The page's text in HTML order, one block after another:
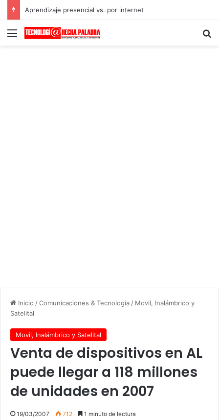
Aprendizaje presencial vs. por internet
Menú
Inicio /Comunicaciones & Tecnología / Movil, Inalámbrico y
Satelital
Movil, Inalámbrico y Satelital
Venta de dispositivos en AL
puede llegar a 118 millones
de unidades en 2007
19/03/2007 712 1 minuto de lectura